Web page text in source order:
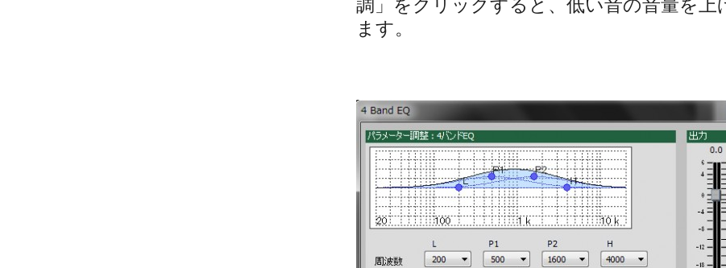
調」をクリックすると、低い音の音量を上
ます。